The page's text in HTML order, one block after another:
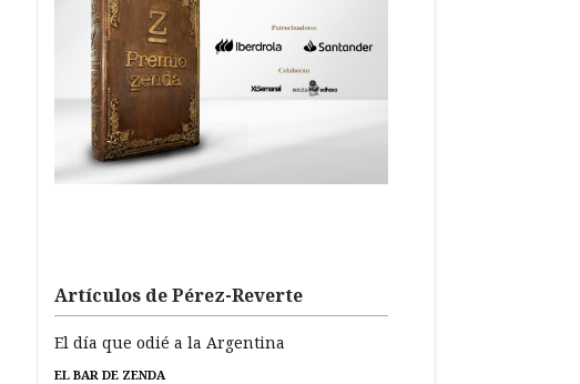
Artículos de Pérez-Reverte
El día que odié a la Argentina
EL BAR DE ZENDA